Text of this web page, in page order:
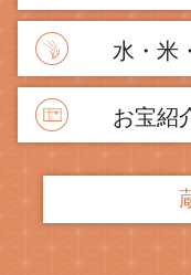
水・米
お宝紹